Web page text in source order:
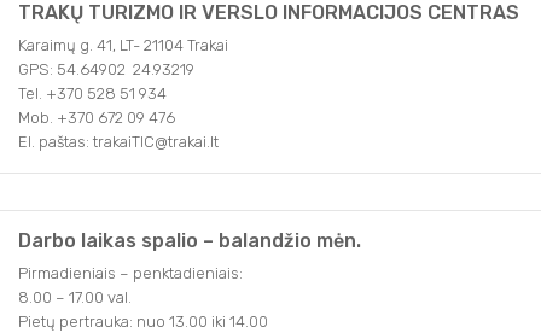
TRAKŲ TURIZMO IR VERSLO INFORMACIJOS CENTRAS
Karaimų g. 41, LT- 21104 Trakai
GPS: 54.64902 24.93219
Tel. +370 528 51 934
Mob. +370 672 09 476
El. paštas: trakaiTIC@trakai.lt
Darbo laikas spalio – balandžio mėn.
Pirmadieniais – penktadieniais:
8.00 – 17.00 val.
Pietų pertrauka: nuo 13.00 iki 14.00